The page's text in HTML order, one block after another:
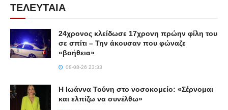
ΤΕΛΕΥΤΑΙΑ
24χρονος κλείδωσε 17χρονη πρώην φίλη του
σε σπίτι – Την άκουσαν που φώναζε
«βοήθεια»
08-08-26 23:33
Η Ιωάννα Τούνη στο νοσοκομείο: «Σέρνομαι
και ελπίζω να συνέλθω»